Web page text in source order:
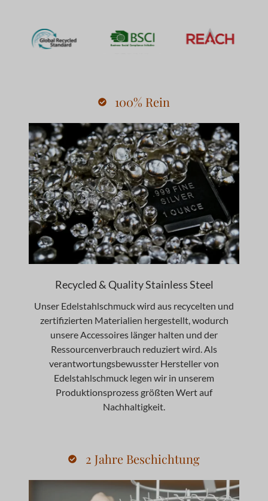
100% Rein
Recycled & Quality Stainless Steel
Unser Edelstahlschmuck wird aus recycelten und
zertifizierten Materialien hergestellt, wodurch
unsere Accessoires länger halten und der
Ressourcenverbrauch reduziert wird. Als
verantwortungsbewusster Hersteller von
Edelstahlschmuck legen wir in unserem
Produktionsprozess größten Wert auf
Nachhaltigkeit.
2 Jahre Beschichtung